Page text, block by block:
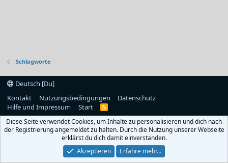
Schlagworte
Deutsch [Du]
Kontakt
Nutzungsbedingungen
Datenschutz
Hilfe und Impressum
Start
R
S
Diese Seite verwendet Cookies, um Inhalte zu personalisieren und dich nach
der Registrierung angemeldet zu halten. Durch die Nutzung unserer Webseite
erklärst du dich damit einverstanden.
Akzeptieren
Erfahre mehr…